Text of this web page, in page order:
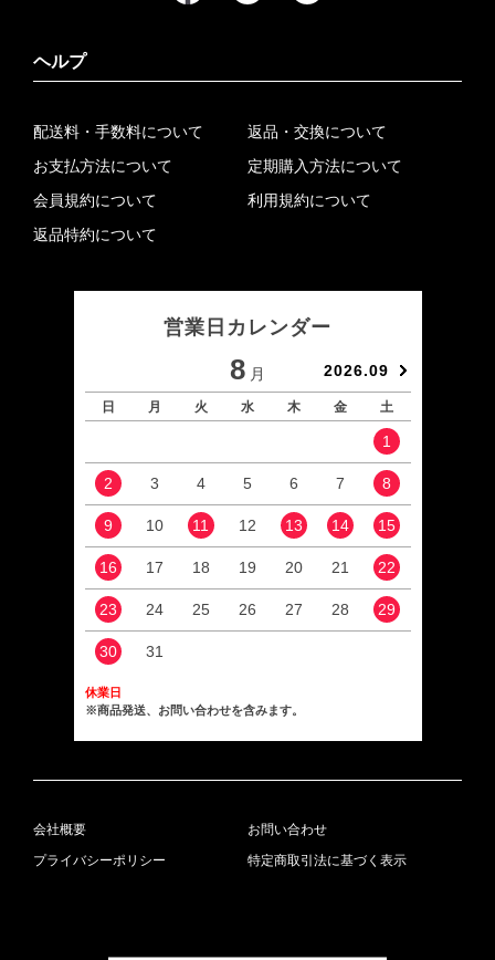
ヘルプ
配送料・手数料について
お支払方法について
会員規約について
返品特約について
返品・交換について
定期購入方法について
利用規約について
営業日カレンダー
8 月 2026.09
日 月 火 水 木 金 土
1
2 3 4 5 6 7 8
9 10 11 12 13 14 15
16 17 18 19 20 21 22
23 24 25 26 27 28 29
30 31
休業日
※商品発送、お問い合わせを含みます。
会社概要
お問い合わせ
プライバシーポリシー
特定商取引法に基づく表示